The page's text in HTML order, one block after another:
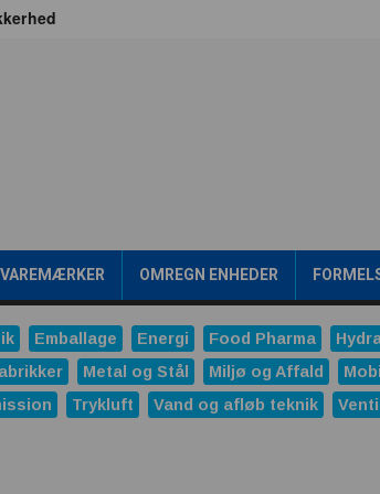
en konkurrencefordel
trykreduktionsventiler
Ved du, hvornår produktet ændrer
OMREGN ENHEDER
Emballage Energi Food Pharma
Metal og Stål Miljø og Affald
Trykluft Vand og afløb teknik